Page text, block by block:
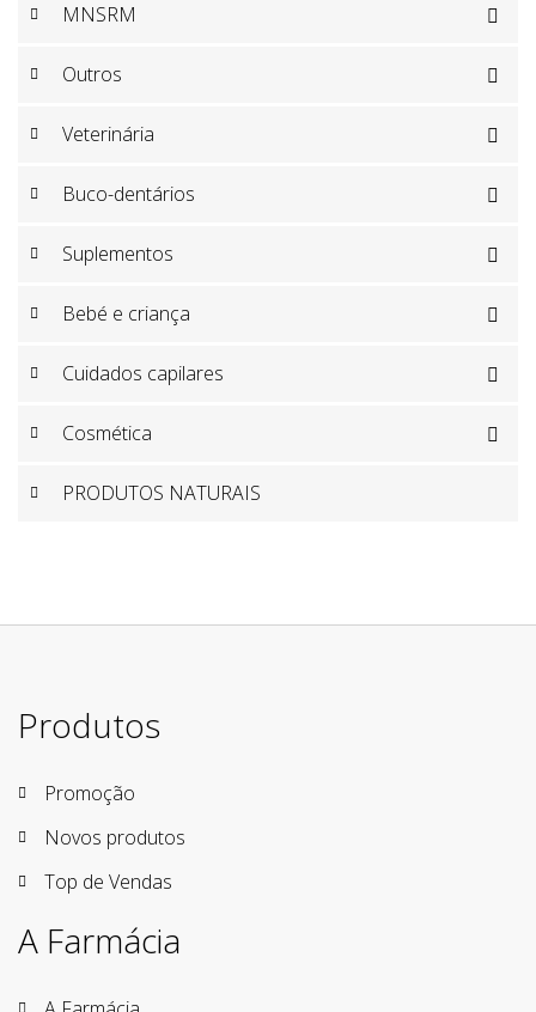
MNSRM 
Outros 
Veterinária 
Buco-dentários 
Suplementos 
Bebé e criança 
Cuidados capilares 
Cosmética 
PRODUTOS NATURAIS
Produtos
Promoção
Novos produtos
Top de Vendas
A Farmácia